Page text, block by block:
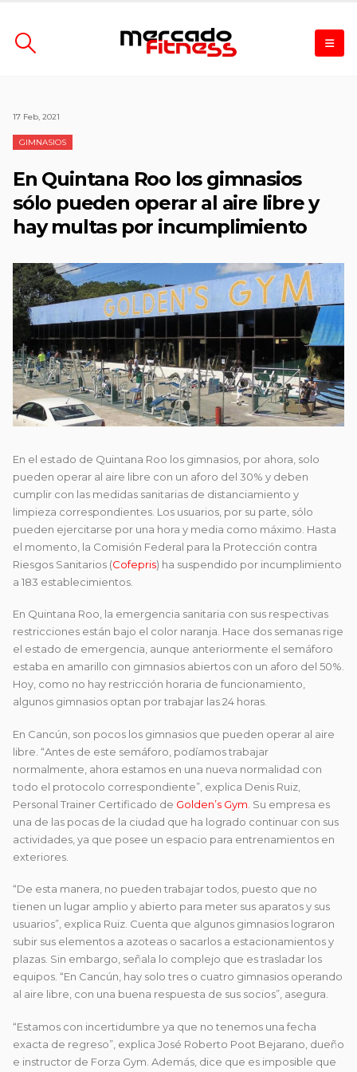
17 Feb, 2021
GIMNASIOS
En Quintana Roo los gimnasios
sólo pueden operar al aire libre y
hay multas por incumplimiento
En el estado de Quintana Roo los gimnasios, por ahora, solo
pueden operar al aire libre con un aforo del 30% y deben
cumplir con las medidas sanitarias de distanciamiento y
limpieza correspondientes. Los usuarios, por su parte, sólo
pueden ejercitarse por una hora y media como máximo. Hasta
el momento, la Comisión Federal para la Protección contra
Riesgos Sanitarios (Cofepris) ha suspendido por incumplimiento
a 183 establecimientos.
En Quintana Roo, la emergencia sanitaria con sus respectivas
restricciones están bajo el color naranja. Hace dos semanas rige
el estado de emergencia, aunque anteriormente el semáforo
estaba en amarillo con gimnasios abiertos con un aforo del 50%.
Hoy, como no hay restricción horaria de funcionamiento,
algunos gimnasios optan por trabajar las 24 horas.
En Cancún, son pocos los gimnasios que pueden operar al aire
libre. “Antes de este semáforo, podíamos trabajar
normalmente, ahora estamos en una nueva normalidad con
todo el protocolo correspondiente”, explica Denis Ruiz,
Personal Trainer Certificado de Golden’s Gym . Su empresa es
una de las pocas de la ciudad que ha logrado continuar con sus
actividades, ya que posee un espacio para entrenamientos en
exteriores.
“De esta manera, no pueden trabajar todos, puesto que no
tienen un lugar amplio y abierto para meter sus aparatos y sus
usuarios”, explica Ruiz. Cuenta que algunos gimnasios lograron
subir sus elementos a azoteas o sacarlos a estacionamientos y
plazas. Sin embargo, señala lo complejo que es trasladar los
equipos. “En Cancún, hay solo tres o cuatro gimnasios operando
al aire libre, con una buena respuesta de sus socios”, asegura.
“Estamos con incertidumbre ya que no tenemos una fecha
exacta de regreso”, explica José Roberto Poot Bejarano, dueño
e instructor de Forza Gym. Además, dice que es imposible que